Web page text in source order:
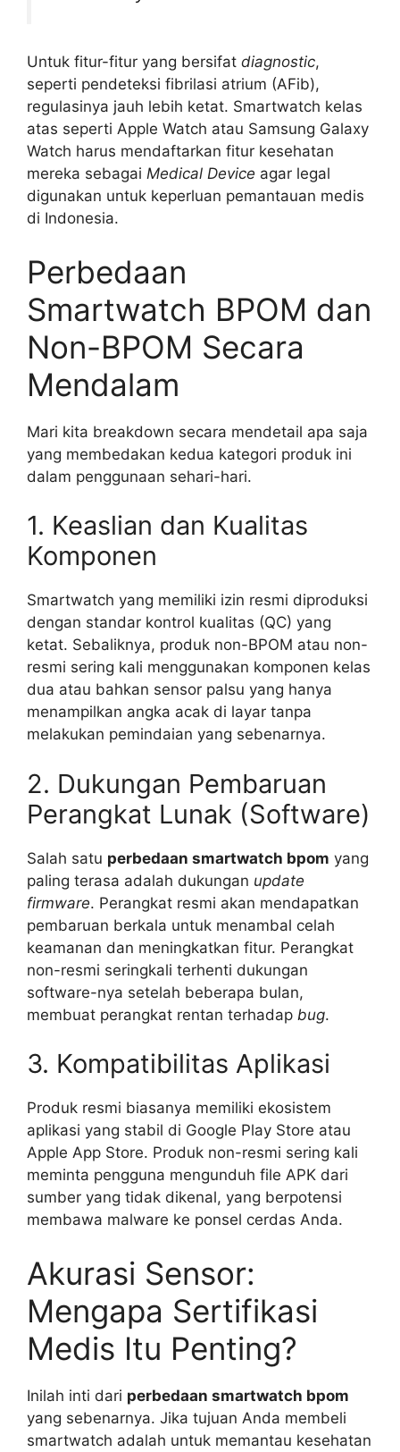
Untuk fitur-fitur yang bersifat diagnostic,
seperti pendeteksi fibrilasi atrium (AFib),
regulasinya jauh lebih ketat. Smartwatch kelas
atas seperti Apple Watch atau Samsung Galaxy
Watch harus mendaftarkan fitur kesehatan
mereka sebagai Medical Device agar legal
digunakan untuk keperluan pemantauan medis
di Indonesia.
Perbedaan
Smartwatch BPOM dan
Non-BPOM Secara
Mendalam
Mari kita breakdown secara mendetail apa saja
yang membedakan kedua kategori produk ini
dalam penggunaan sehari-hari.
1. Keaslian dan Kualitas
Komponen
Smartwatch yang memiliki izin resmi diproduksi
dengan standar kontrol kualitas (QC) yang
ketat. Sebaliknya, produk non-BPOM atau non-
resmi sering kali menggunakan komponen kelas
dua atau bahkan sensor palsu yang hanya
menampilkan angka acak di layar tanpa
melakukan pemindaian yang sebenarnya.
2. Dukungan Pembaruan
Perangkat Lunak (Software)
Salah satu perbedaan smartwatch bpom yang
paling terasa adalah dukungan update
firmware. Perangkat resmi akan mendapatkan
pembaruan berkala untuk menambal celah
keamanan dan meningkatkan fitur. Perangkat
non-resmi seringkali terhenti dukungan
software-nya setelah beberapa bulan,
membuat perangkat rentan terhadap bug.
3. Kompatibilitas Aplikasi
Produk resmi biasanya memiliki ekosistem
aplikasi yang stabil di Google Play Store atau
Apple App Store. Produk non-resmi sering kali
meminta pengguna mengunduh file APK dari
sumber yang tidak dikenal, yang berpotensi
membawa malware ke ponsel cerdas Anda.
Akurasi Sensor:
Mengapa Sertifikasi
Medis Itu Penting?
Inilah inti dari perbedaan smartwatch bpom
yang sebenarnya. Jika tujuan Anda membeli
smartwatch adalah untuk memantau kesehatan